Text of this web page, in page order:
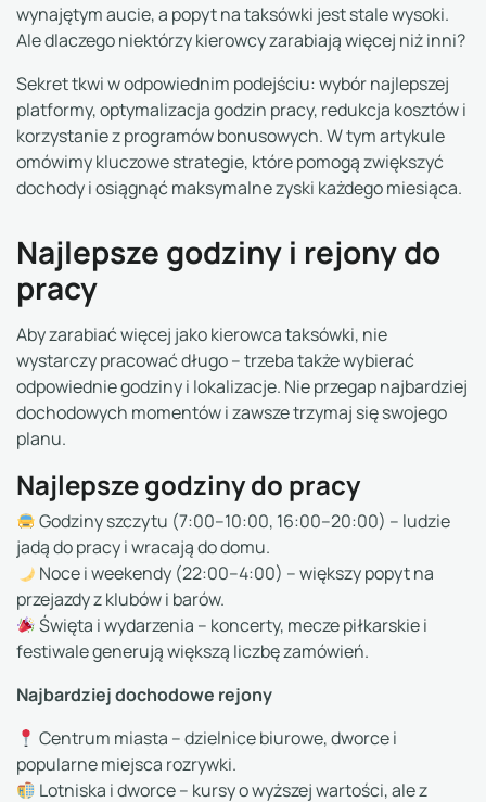
wynajętym aucie, a popyt na taksówki jest stale wysoki.
Ale dlaczego niektórzy kierowcy zarabiają więcej niż inni?
Sekret tkwi w odpowiednim podejściu: wybór najlepszej
platformy, optymalizacja godzin pracy, redukcja kosztów i
korzystanie z programów bonusowych. W tym artykule
omówimy kluczowe strategie, które pomogą zwiększyć
dochody i osiągnąć maksymalne zyski każdego miesiąca.
Najlepsze godziny i rejony do
pracy
Aby zarabiać więcej jako kierowca taksówki, nie
wystarczy pracować długo – trzeba także wybierać
odpowiednie godziny i lokalizacje. Nie przegap najbardziej
dochodowych momentów i zawsze trzymaj się swojego
planu.
Najlepsze godziny do pracy
Godziny szczytu (7:00–10:00, 16:00–20:00) – ludzie
jadą do pracy i wracają do domu.
Noce i weekendy (22:00–4:00) – większy popyt na
przejazdy z klubów i barów.
Święta i wydarzenia – koncerty, mecze piłkarskie i
festiwale generują większą liczbę zamówień.
Najbardziej dochodowe rejony
Centrum miasta – dzielnice biurowe, dworce i
popularne miejsca rozrywki.
Lotniska i dworce – kursy o wyższej wartości, ale z